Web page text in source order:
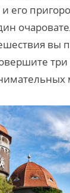
его
вы